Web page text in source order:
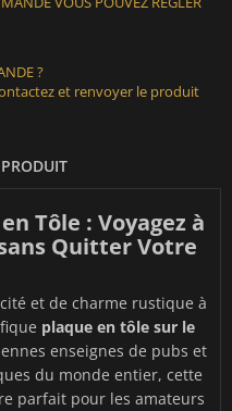
?
et renvoyer le produit
Tôle : Voyagez à
Quitter Votre
et de charme rustique à
plaque en tôle sur le
enseignes de pubs et
du monde entier, cette
parfait pour les amateurs